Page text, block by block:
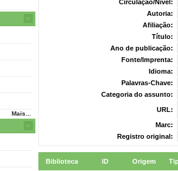
Mais...
Circulação/Nível:
Autoria:
Afiliação:
Título:
Ano de publicação:
Fonte/Imprenta:
Idioma:
Palavras-Chave:
Categoria do assunto:
URL:
Marc:
Registro original:
Biblioteca ID Origem